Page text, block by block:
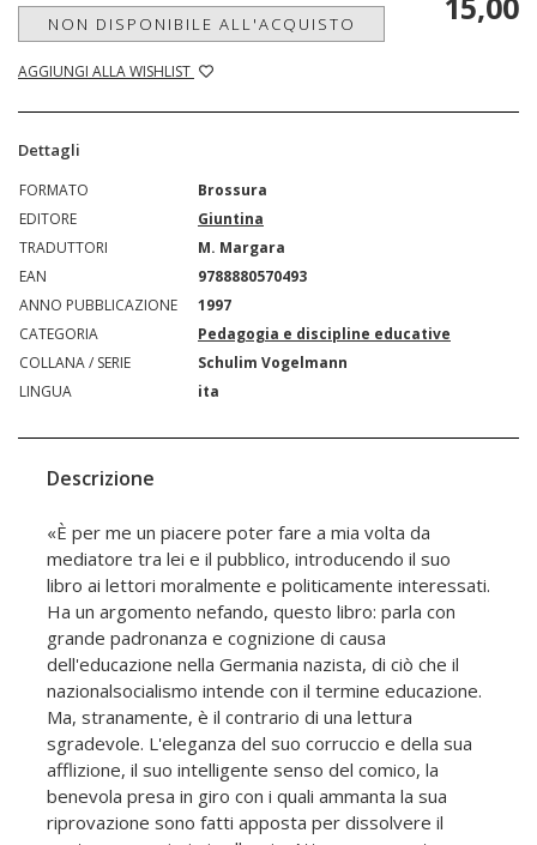
NON DISPONIBILE ALL'ACQUISTO
AGGIUNGI ALLA WISHLIST
Dettagli
FORMATO
Brossura
EDITORE
Giuntina
TRADUTTORI
M. Margara
EAN
9788880570493
ANNO PUBBLICAZIONE
1997
CATEGORIA
Pedagogia e discipline educative
COLLANA / SERIE
Schulim Vogelmann
LINGUA
ita
Descrizione
«È per me un piacere poter fare a mia volta da
mediatore tra lei e il pubblico, introducendo il suo
libro ai lettori moralmente e politicamente interessati.
Ha un argomento nefando, questo libro: parla con
grande padronanza e cognizione di causa
dell'educazione nella Germania nazista, di ciò che il
nazionalsocialismo intende con il termine educazione.
Ma, stranamente, è il contrario di una lettura
sgradevole. L'eleganza del suo corruccio e della sua
afflizione, il suo intelligente senso del comico, la
benevola presa in giro con i quali ammanta la sua
riprovazione sono fatti apposta per dissolvere il